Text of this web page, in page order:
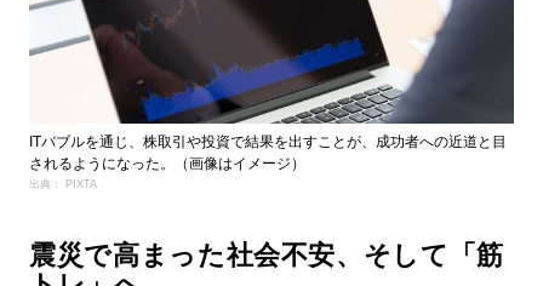
ITバブルを通じ、株取引や投資で結果を出すことが、成功者への近道と目
されるようになった。（画像はイメージ）
出典： PIXTA
震災で高まった社会不安、そして「筋